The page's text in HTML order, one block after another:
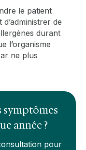
le patient
d’administrer de
durant
l’organisme
ne plus
symptômes
année ?
pour